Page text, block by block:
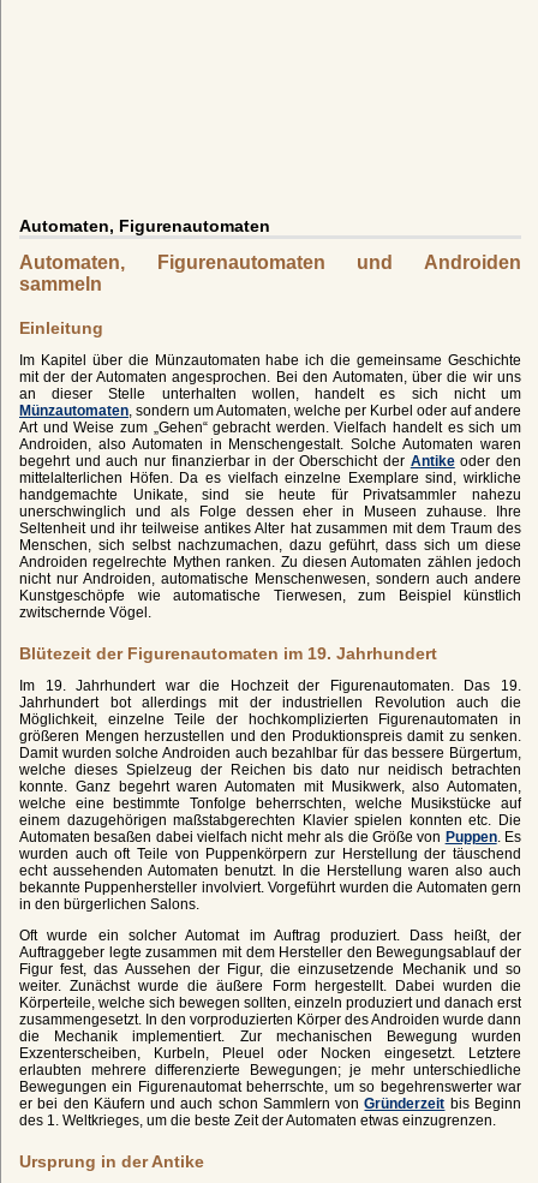
Automaten, Figurenautomaten
Automaten, Figurenautomaten und Androiden
sammeln
Einleitung
Im Kapitel über die Münzautomaten habe ich die gemeinsame Geschichte
mit der der Automaten angesprochen. Bei den Automaten, über die wir uns
an dieser Stelle unterhalten wollen, handelt es sich nicht um
Münzautomaten , sondern um Automaten, welche per Kurbel oder auf andere
Art und Weise zum „Gehen“ gebracht werden. Vielfach handelt es sich um
Androiden, also Automaten in Menschengestalt. Solche Automaten waren
begehrt und auch nur finanzierbar in der Oberschicht der Antikeoder den
mittelalterlichen Höfen. Da es vielfach einzelne Exemplare sind, wirkliche
handgemachte Unikate, sind sie heute für Privatsammler nahezu
unerschwinglich und als Folge dessen eher in Museen zuhause. Ihre
Seltenheit und ihr teilweise antikes Alter hat zusammen mit dem Traum des
Menschen, sich selbst nachzumachen, dazu geführt, dass sich um diese
Androiden regelrechte Mythen ranken. Zu diesen Automaten zählen jedoch
nicht nur Androiden, automatische Menschenwesen, sondern auch andere
Kunstgeschöpfe wie automatische Tierwesen, zum Beispiel künstlich
zwitschernde Vögel.
Blütezeit der Figurenautomaten im 19. Jahrhundert
Im 19. Jahrhundert war die Hochzeit der Figurenautomaten. Das 19.
Jahrhundert bot allerdings mit der industriellen Revolution auch die
Möglichkeit, einzelne Teile der hochkomplizierten Figurenautomaten in
größeren Mengen herzustellen und den Produktionspreis damit zu senken.
Damit wurden solche Androiden auch bezahlbar für das bessere Bürgertum,
welche dieses Spielzeug der Reichen bis dato nur neidisch betrachten
konnte. Ganz begehrt waren Automaten mit Musikwerk, also Automaten,
welche eine bestimmte Tonfolge beherrschten, welche Musikstücke auf
einem dazugehörigen maßstabgerechten Klavier spielen konnten etc. Die
Automaten besaßen dabei vielfach nicht mehr als die Größe von Puppen. Es
wurden auch oft Teile von Puppenkörpern zur Herstellung der täuschend
echt aussehenden Automaten benutzt. In die Herstellung waren also auch
bekannte Puppenhersteller involviert. Vorgeführt wurden die Automaten gern
in den bürgerlichen Salons.
Oft wurde ein solcher Automat im Auftrag produziert. Dass heißt, der
Auftraggeber legte zusammen mit dem Hersteller den Bewegungsablauf der
Figur fest, das Aussehen der Figur, die einzusetzende Mechanik und so
weiter. Zunächst wurde die äußere Form hergestellt. Dabei wurden die
Körperteile, welche sich bewegen sollten, einzeln produziert und danach erst
zusammengesetzt. In den vorproduzierten Körper des Androiden wurde dann
die Mechanik implementiert. Zur mechanischen Bewegung wurden
Exzenterscheiben, Kurbeln, Pleuel oder Nocken eingesetzt. Letztere
erlaubten mehrere differenzierte Bewegungen; je mehr unterschiedliche
Bewegungen ein Figurenautomat beherrschte, um so begehrenswerter war
er bei den Käufern und auch schon Sammlern vonGründerzeit bis Beginn
des 1. Weltkrieges, um die beste Zeit der Automaten etwas einzugrenzen.
Ursprung in der Antike